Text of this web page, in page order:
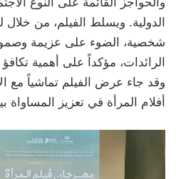
الدولية. ويسلط الفيلم، من
شخصية، الضوء على عزيمة
الرائدات، مؤكداً على أهمية
وقد جاء عرض الفيلم تماشياً مع
أفلام المرأة في تعزيز